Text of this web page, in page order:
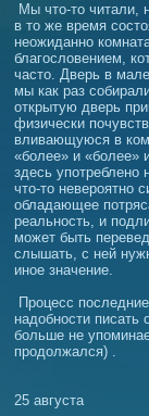
Мы что-то читали,
в то же время
неожиданно
благословением,
часто. Дверь в
мы как раз
открытую дверь
физически
вливающуюся в
«более» и «более»
здесь употреблено
что-то невероятно
обладающее
реальность, и
может быть
слышать, с ней
иное значение.
Процесс
надобности
больше не
продолжался) .
25 августа